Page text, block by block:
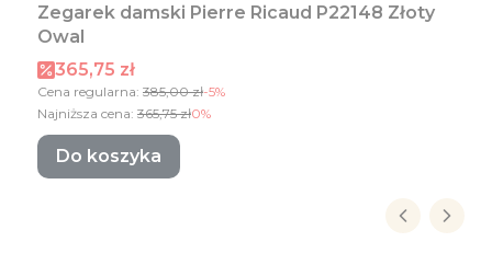
Zegarek damski Pierre Ricaud P22148 Złoty
Owal
Cena promocyjna
365,75 zł
Cena regularna: 385,00 zł-5%
Najniższa cena: 365,75 zł0%
Do koszyka